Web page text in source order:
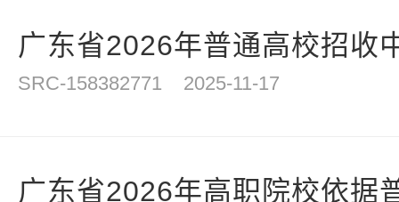
广东省2026年普通高校招收
SRC-158382771 2025-11-17
广东省2026年高职院校依据